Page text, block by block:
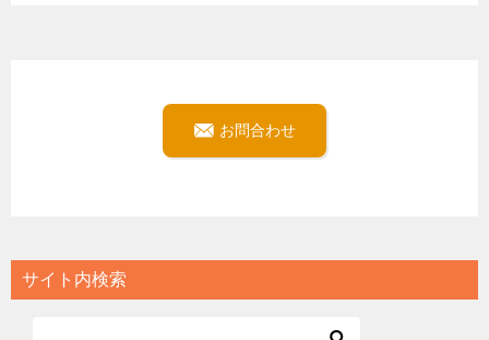
お問合わせ
サイト内検索